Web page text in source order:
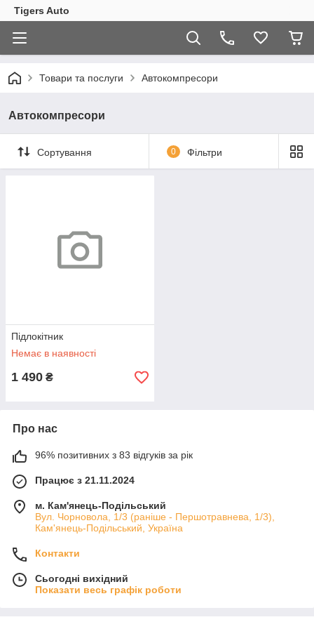
Tigers Auto
Товари та послуги Автокомпресори
Автокомпресори
Сортування 0 Фільтри
Підлокітник
Немає в наявності
1 490 ₴
Про нас
96% позитивних з 83 відгуків за рік
Працює з 21.11.2024
м. Кам'янець-Подільський
Вул. Чорновола, 1/3 (раніше - Першотравнева, 1/3),
Кам'янець-Подільський, Україна
Контакти
Сьогодні вихідний
Показати весь графік роботи